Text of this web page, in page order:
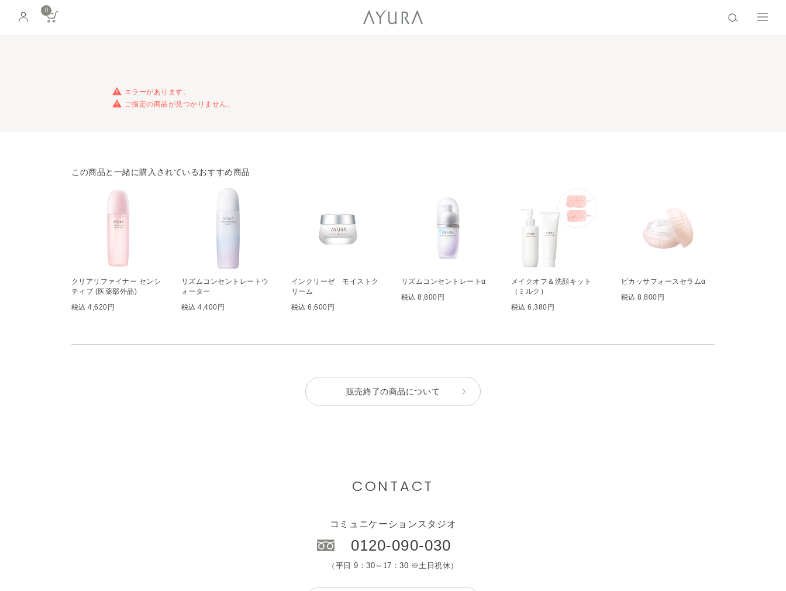
0
エラーがあります。
ご指定の商品が見つかりません。
この商品と一緒に購入されているおすすめ商品
クリアリファイナー センシ
ティブ (医薬部外品)
税込 4,620円
リズムコンセントレートウ
ォーター
税込 4,400円
インクリーゼ モイストク
リーム
税込 6,600円
リズムコンセントレートα
税込 8,800円
メイクオフ＆洗顔キット
（ミルク）
税込 6,380円
ビカッサフォースセラムα
税込 8,800円
販売終了の商品について
CONTACT
コミュニケーションスタジオ
0120-090-030
（平日 9：30～17：30 ※土日祝休）